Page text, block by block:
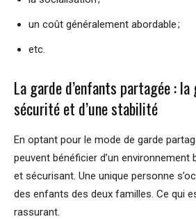
un coût généralement abordable ;
etc.
La garde d’enfants partagée : la
sécurité et d’une stabilité
En optant pour le mode de garde
peuvent bénéficier d’un environnement
et sécurisant. Une unique personne
des enfants des deux familles. Ce qui
rassurant.